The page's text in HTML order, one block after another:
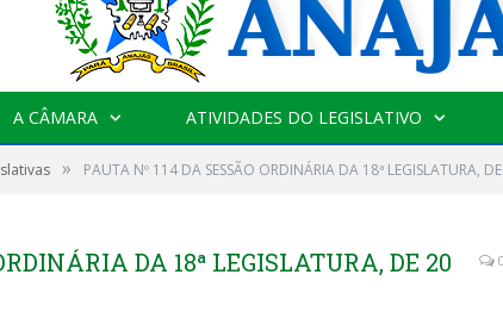
A CÂMARA ATIVIDADES DO LEGISLATIVO
» PAUTA Nº 114 DA SESSÃO ORDINÁRIA DA 18ª LEGISLATURA,
DA 18ª LEGISLATURA, DE 20
0